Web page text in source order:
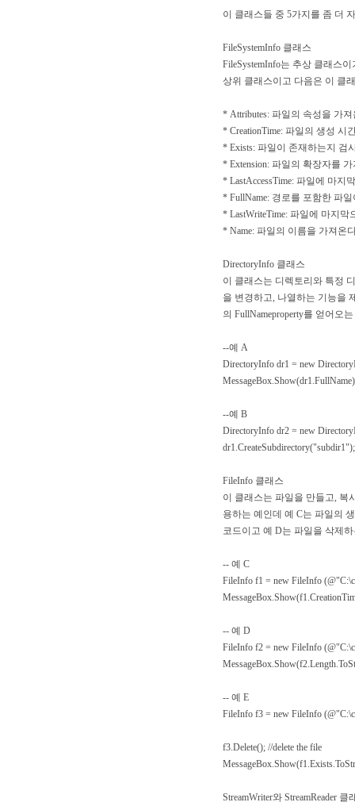
이 클래스들 중 5가지를 좀 더
FileSystemInfo 클래스
FileSystemInfo는 추상 클래스
상위 클래스이고 다음은 이 클
* Attributes: 파일의 속성을 가져
* CreationTime: 파일의 생성 시
* Exists: 파일이 존재하는지 검
* Extension: 파일의 확장자를
* LastAccessTime: 파일에 마지
* FullName: 경로를 포함한 파
* LastWriteTime: 파일에 마지
* Name: 파일의 이름을 가져온
DirectoryInfo 클래스
이 클래스는 디렉토리와 특정
을 변경하고, 나열하는 기능을
의 FullNameproperty를 얻어오
--예 A
DirectoryInfo dr1 = new
--예 B
DirectoryInfo dr2 = new
dr1.CreateSubdirectory("subdir1");
FileInfo 클래스
이 클래스는 파일을 만들고, 복
용하는 예인데 예 C는 파일의
코드이고 예 D는 파일을 삭제
-- 예 C
FileInfo f1 = new FileInfo
-- 예 D
FileInfo f2 = new FileInfo
-- 예 E
FileInfo f3 = new FileInfo
f3.Delete(); //delete the file
StreamWriter와 StreamReader 클